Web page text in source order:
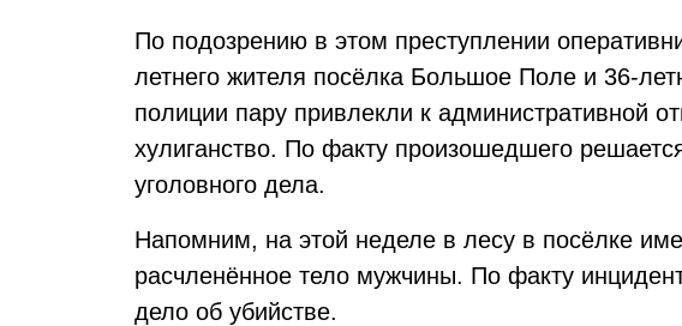
По подозрению в этом преступлении
летнего жителя посёлка Большое Поле и 36-
полиции пару привлекли к административной
хулиганство. По факту произошедшего
уголовного дела.
Напомним, на этой неделе в лесу в посёлке
расчленённое тело мужчины. По факту
дело об убийстве.